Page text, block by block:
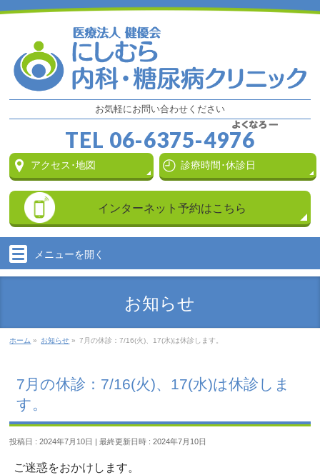
お気軽にお問い合わせください
TEL 06-6375-4976
アクセス･地図 診療時間･休診日
インターネット予約はこちら
メニューを開く
お知らせ
ホーム » お知らせ » 7月の休診：7/16(火)、17(水)は休診します。
7月の休診：7/16(火)、17(水)は休診しま
す。
投稿日 : 2024年7月10日 最終更新日時 : 2024年7月10日
ご迷惑をおかけします。